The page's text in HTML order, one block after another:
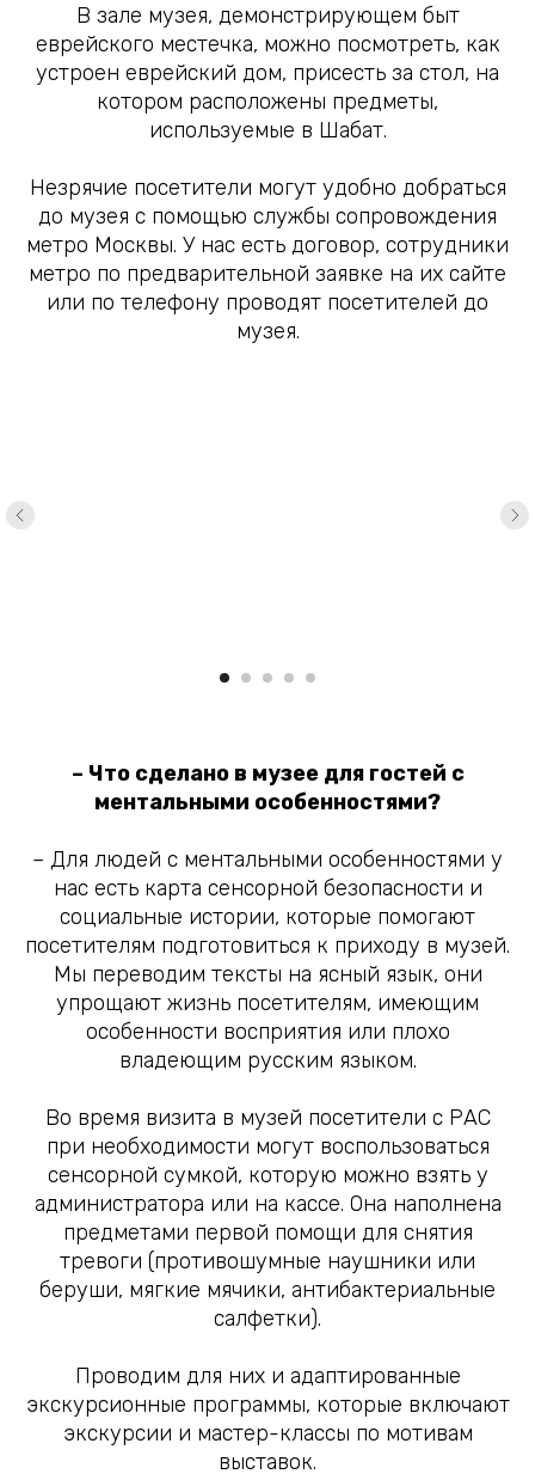
В зале музея, демонстрирующем быт
еврейского местечка, можно посмотреть, как
устроен еврейский дом, присесть за стол, на
котором расположены предметы,
используемые в Шабат.
Незрячие посетители могут удобно добраться
до музея с помощью службы сопровождения
метро Москвы. У нас есть договор, сотрудники
метро по предварительной заявке на их сайте
или по телефону проводят посетителей до
музея.
– Что сделано в музее для гостей с
ментальными особенностями?
– Для людей с ментальными особенностями у
нас есть карта сенсорной безопасности и
социальные истории, которые помогают
посетителям подготовиться к приходу в музей.
Мы переводим тексты на ясный язык, они
упрощают жизнь посетителям, имеющим
особенности восприятия или плохо
владеющим русским языком.
Во время визита в музей посетители с РАС
при необходимости могут воспользоваться
сенсорной сумкой, которую можно взять у
администратора или на кассе. Она наполнена
предметами первой помощи для снятия
тревоги (противошумные наушники или
беруши, мягкие мячики, антибактериальные
салфетки).
Проводим для них и адаптированные
экскурсионные программы, которые включают
экскурсии и мастер-классы по мотивам
выставок.